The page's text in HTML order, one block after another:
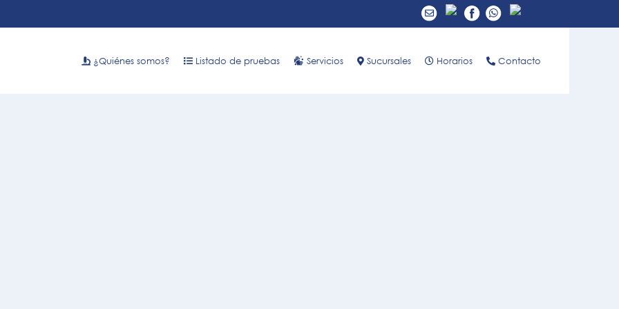
¿Quiénes somos? Listado de pruebas Servicios Sucursales Horarios Contacto